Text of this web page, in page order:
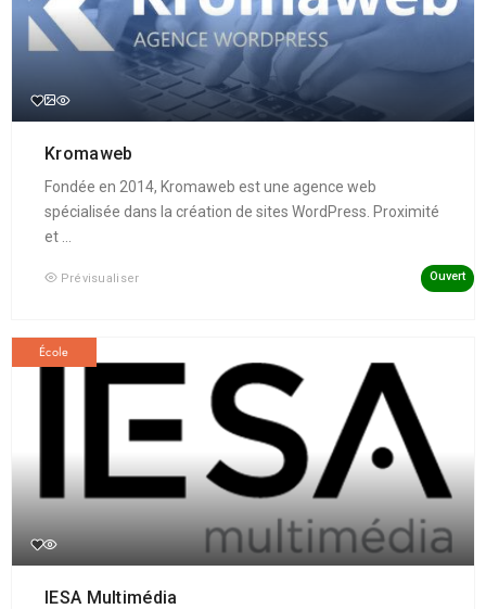
Kromaweb
Fondée en 2014, Kromaweb est une agence web
spécialisée dans la création de sites WordPress. Proximité
et ...
Prévisualiser Ouvert
École
IESA Multimédia